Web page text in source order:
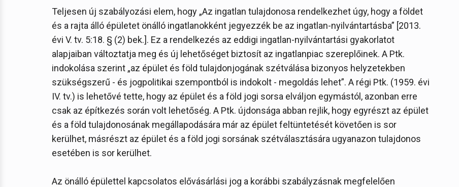
Teljesen új szabályozási elem, hogy „Az ingatlan tulajdonosa rendelkezhet úgy, hogy a földet
és a rajta álló épületet önálló ingatlanokként jegyezzék be az ingatlan-nyilvántartásba” [2013.
évi V. tv. 5:18. § (2) bek.]. Ez a rendelkezés az eddigi ingatlan-nyilvántartási gyakorlatot
alapjaiban változtatja meg és új lehetőséget biztosít az ingatlanpiac szereplőinek. A Ptk.
indokolása szerint „az épület és föld tulajdonjogának szétválása bizonyos helyzetekben
szükségszerű - és jogpolitikai szempontból is indokolt - megoldás lehet”. A régi Ptk. (1959. évi
IV. tv.) is lehetővé tette, hogy az épület és a föld jogi sorsa elváljon egymástól, azonban erre
csak az építkezés során volt lehetőség. A Ptk. újdonsága abban rejlik, hogy egyrészt az épület
és a föld tulajdonosának megállapodására már az épület feltüntetését követően is sor
kerülhet, másrészt az épület és a föld jogi sorsának szétválasztására ugyanazon tulajdonos
esetében is sor kerülhet.
Az önálló épülettel kapcsolatos elővásárlási jog a korábbi szabályzásnak megfelelően